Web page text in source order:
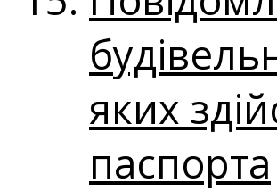
яких
паспорта